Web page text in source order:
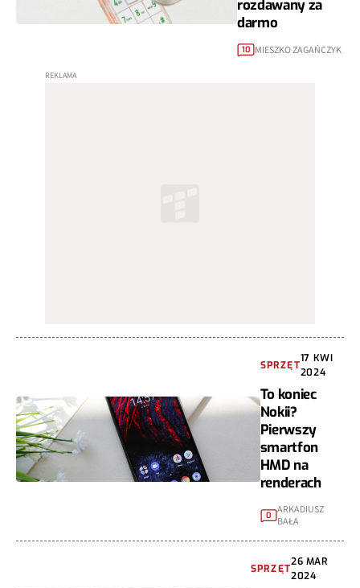
rozdawany za
darmo
10 MIESZKO ZAGAŃCZYK
SPRZĘT
17 KWI
2024
To koniec
Nokii?
Pierwszy
smartfon
HMD na
renderach
0 ARKADIUSZ
BAŁA
SPRZĘT
26 MAR
2024